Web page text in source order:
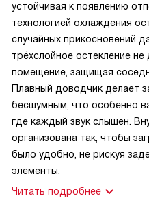
устойчивая к появлению
технологией охлаждения
случайных прикосновений
трёхслойное остекление не
помещение, защищая
Плавный доводчик делает
бесшумным, что особенно
где каждый звук слышен.
организована так, чтобы
было удобно, не рискуя
элементы.
Читать подробнее